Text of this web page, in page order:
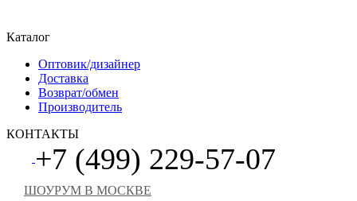
Каталог
Оптовик/дизайнер
Доставка
Возврат/обмен
Производитель
КОНТАКТЫ
+7 (499) 229-57-07
ШОУРУМ В МОСКВЕ